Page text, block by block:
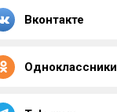
Вконтакте
Одноклассники